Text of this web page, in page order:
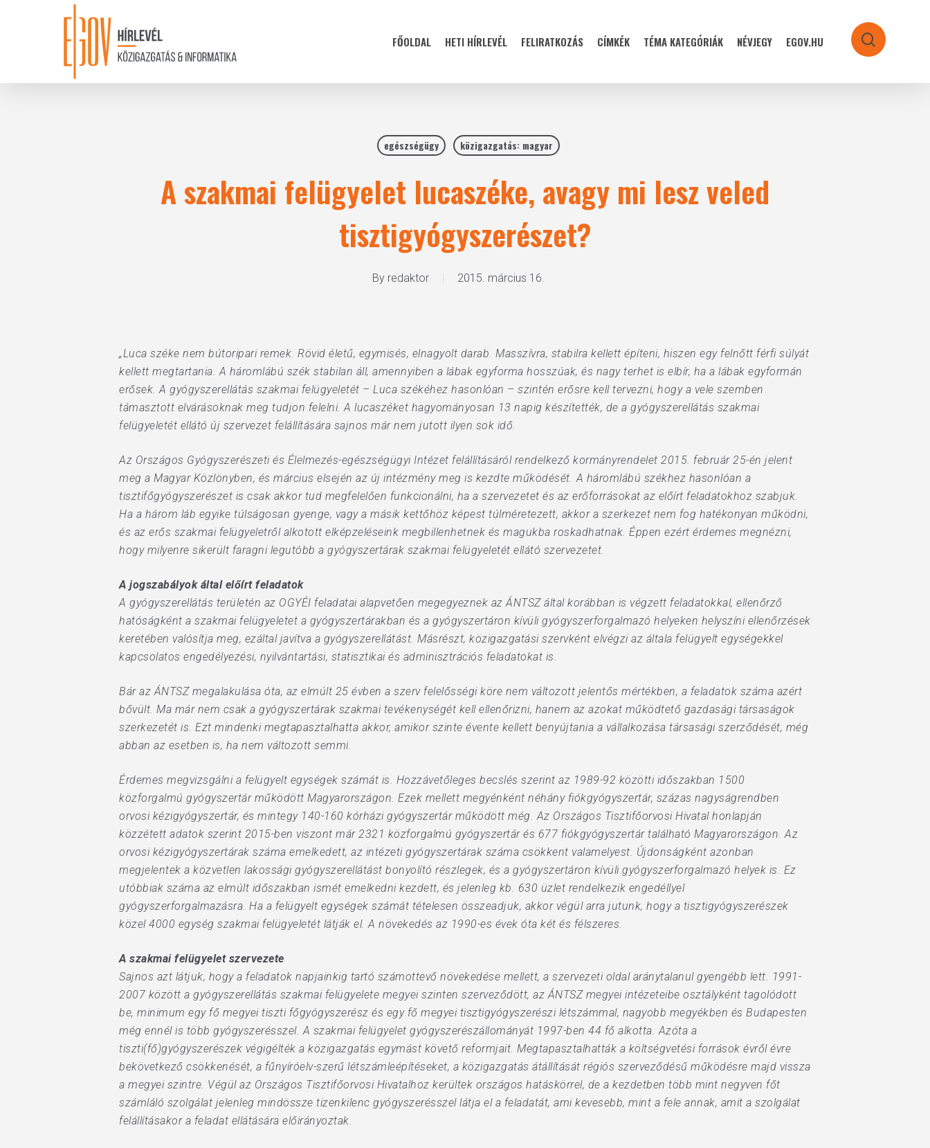
FŐOLDAL HETI HÍRLEVÉL FELIRATKOZÁS CÍMKÉK TÉMA KATEGÓRIÁK NÉVJEGY EGOV.HU search
egészségügy közigazgatás: magyar
A szakmai felügyelet lucaszéke, avagy mi lesz veled
tisztigyógyszerészet?
By redaktor 2015. március 16.
„Luca széke nem bútoripari remek. Rövid életű, egymisés, elnagyolt darab. Masszívra, stabilra kellett építeni, hiszen egy felnőtt férfi súlyát
kellett megtartania. A háromlábú szék stabilan áll, amennyiben a lábak egyforma hosszúak, és nagy terhet is elbír, ha a lábak egyformán
erősek. A gyógyszerellátás szakmai felügyeletét – Luca székéhez hasonlóan – szintén erősre kell tervezni, hogy a vele szemben
támasztott elvárásoknak meg tudjon felelni. A lucaszéket hagyományosan 13 napig készítették, de a gyógyszerellátás szakmai
felügyeletét ellátó új szervezet felállítására sajnos már nem jutott ilyen sok idő.
Az Országos Gyógyszerészeti és Élelmezés-egészségügyi Intézet felállításáról rendelkező kormányrendelet 2015. február 25-én jelent
meg a Magyar Közlönyben, és március elsején az új intézmény meg is kezdte működését. A háromlábú székhez hasonlóan a
tisztifőgyógyszerészet is csak akkor tud megfelelően funkcionálni, ha a szervezetet és az erőforrásokat az előírt feladatokhoz szabjuk.
Ha a három láb egyike túlságosan gyenge, vagy a másik kettőhöz képest túlméretezett, akkor a szerkezet nem fog hatékonyan működni,
és az erős szakmai felügyeletről alkotott elképzeléseink megbillenhetnek és magukba roskadhatnak. Éppen ezért érdemes megnézni,
hogy milyenre sikerült faragni legutóbb a gyógyszertárak szakmai felügyeletét ellátó szervezetet.
A jogszabályok által előírt feladatok
A gyógyszerellátás területén az OGYÉI feladatai alapvetően megegyeznek az ÁNTSZ által korábban is végzett feladatokkal, ellenőrző
hatóságként a szakmai felügyeletet a gyógyszertárakban és a gyógyszertáron kívüli gyógyszerforgalmazó helyeken helyszíni ellenőrzések
keretében valósítja meg, ezáltal javítva a gyógyszerellátást. Másrészt, közigazgatási szervként elvégzi az általa felügyelt egységekkel
kapcsolatos engedélyezési, nyilvántartási, statisztikai és adminisztrációs feladatokat is.
Bár az ÁNTSZ megalakulása óta, az elmúlt 25 évben a szerv felelősségi köre nem változott jelentős mértékben, a feladatok száma azért
bővült. Ma már nem csak a gyógyszertárak szakmai tevékenységét kell ellenőrizni, hanem az azokat működtető gazdasági társaságok
szerkezetét is. Ezt mindenki megtapasztalhatta akkor, amikor szinte évente kellett benyújtania a vállalkozása társasági szerződését, még
abban az esetben is, ha nem változott semmi.
Érdemes megvizsgálni a felügyelt egységek számát is. Hozzávetőleges becslés szerint az 1989-92 közötti időszakban 1500
közforgalmú gyógyszertár működött Magyarországon. Ezek mellett megyénként néhány fiókgyógyszertár, százas nagyságrendben
orvosi kézigyógyszertár, és mintegy 140-160 kórházi gyógyszertár működött még. Az Országos Tisztifőorvosi Hivatal honlapján
közzétett adatok szerint 2015-ben viszont már 2321 közforgalmú gyógyszertár és 677 fiókgyógyszertár található Magyarországon. Az
orvosi kézigyógyszertárak száma emelkedett, az intézeti gyógyszertárak száma csökkent valamelyest. Újdonságként azonban
megjelentek a közvetlen lakossági gyógyszerellátást bonyolító részlegek, és a gyógyszertáron kívüli gyógyszerforgalmazó helyek is. Ez
utóbbiak száma az elmúlt időszakban ismét emelkedni kezdett, és jelenleg kb. 630 üzlet rendelkezik engedéllyel
gyógyszerforgalmazásra. Ha a felügyelt egységek számát tételesen összeadjuk, akkor végül arra jutunk, hogy a tisztigyógyszerészek
közel 4000 egység szakmai felügyeletét látják el. A növekedés az 1990-es évek óta két és félszeres.
A szakmai felügyelet szervezete
Sajnos azt látjuk, hogy a feladatok napjainkig tartó számottevő növekedése mellett, a szervezeti oldal aránytalanul gyengébb lett. 1991-
2007 között a gyógyszerellátás szakmai felügyelete megyei szinten szerveződött, az ÁNTSZ megyei intézeteibe osztályként tagolódott
be, minimum egy fő megyei tiszti főgyógyszerész és egy fő megyei tisztigyógyszerészi létszámmal, nagyobb megyékben és Budapesten
még ennél is több gyógyszerésszel. A szakmai felügyelet gyógyszerészállományát 1997-ben 44 fő alkotta. Azóta a
tiszti(fő)gyógyszerészek végigélték a közigazgatás egymást követő reformjait. Megtapasztalhatták a költségvetési források évről évre
bekövetkező csökkenését, a fűnyíróelv-szerű létszámleépítéseket, a közigazgatás átállítását régiós szerveződésű működésre majd vissza
a megyei szintre. Végül az Országos Tisztifőorvosi Hivatalhoz kerültek országos hatáskörrel, de a kezdetben több mint negyven főt
számláló szolgálat jelenleg mindössze tizenkilenc gyógyszerésszel látja el a feladatát, ami kevesebb, mint a fele annak, amit a szolgálat
felállításakor a feladat ellátására előirányoztak.